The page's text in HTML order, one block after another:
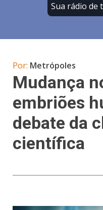
Sua rádio de
Por: Metrópoles
Mudança
embriões
debate da
científica